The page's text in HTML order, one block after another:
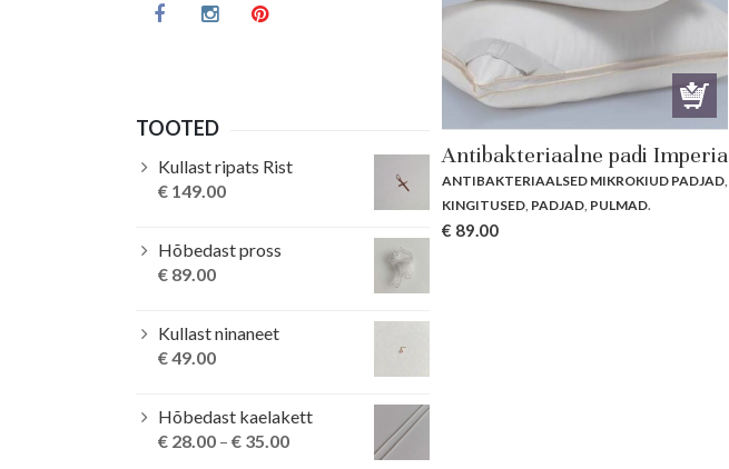
Antibakteriaalne padi Imperia
ANTIBAKTERIAALSED MIKROKIUD PADJAD
KINGITUSED PADJAD PULMAD.
€ 89.00
TOOTED
Kullast ripats Rist
€ 149.00
Hõbedast pross
€ 89.00
Kullast ninaneet
€49.00
Hõbedast kaelakett
€ 28.00 – € 35.00